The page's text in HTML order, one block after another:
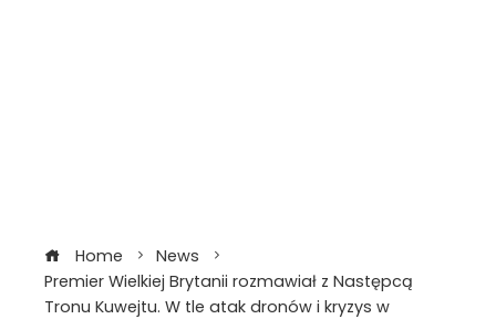
Home
News
Premier Wielkiej Brytanii rozmawiał z Następcą
Tronu Kuwejtu. W tle atak dronów i kryzys w